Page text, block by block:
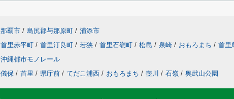
那覇市 / 島尻郡与那原町 / 浦添市
首里赤平町 / 首里汀良町 / 若狭 / 首里石嶺町 / 松島 / 泉崎 / おもろまち / 首里
沖縄都市モノレール
儀保 / 首里 / 県庁前 / てだこ浦西 / おもろまち / 壺川 / 石嶺 / 奥武山公園